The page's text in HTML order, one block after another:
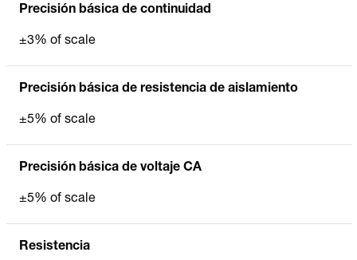
Precisión básica de continuidad
±3% of scale
Precisión básica de resistencia de aislamiento
±5% of scale
Precisión básica de voltaje CA
±5% of scale
Resistencia